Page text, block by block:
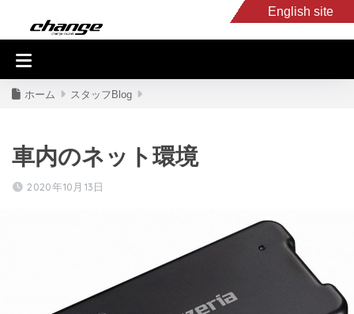
English site
入庫車情報
ホーム スタッフBlog
車内のネット環境
2020年10月13日